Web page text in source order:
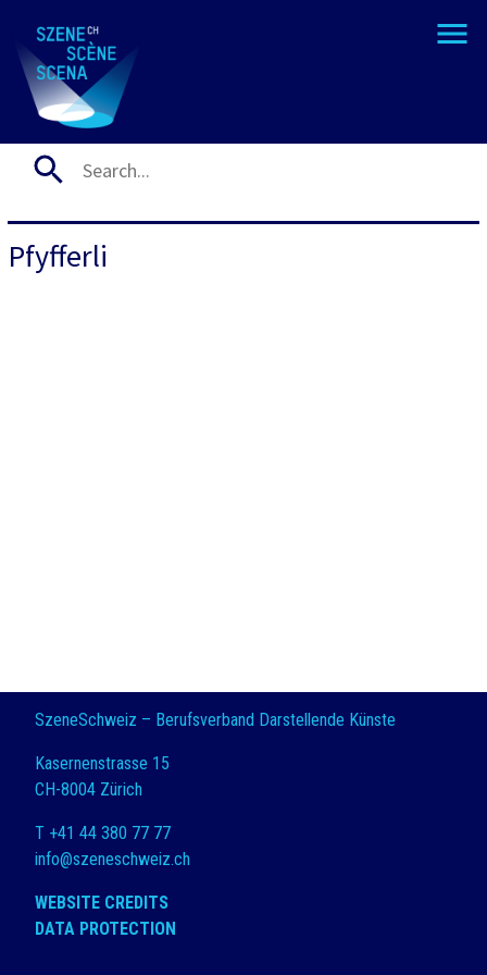
Pfyfferli
SzeneSchweiz – Berufsverband Darstellende Künste
Kasernenstrasse 15
CH-8004 Zürich
T +41 44 380 77 77
info@szeneschweiz.ch
WEBSITE CREDITS
DATA PROTECTION